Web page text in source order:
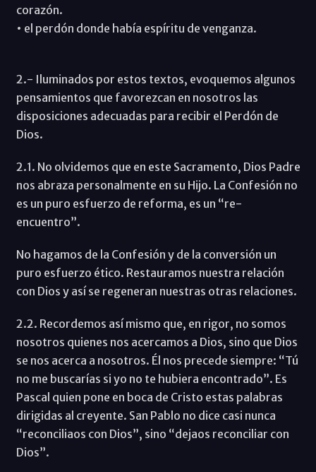
corazón.
• el perdón donde había espíritu de venganza.
2.- Iluminados por estos textos, evoquemos algunos
pensamientos que favorezcan en nosotros las
disposiciones adecuadas para recibir el Perdón de
Dios.
2.1. No olvidemos que en este Sacramento, Dios Padre
nos abraza personalmente en su Hijo. La Confesión no
es un puro esfuerzo de reforma, es un “re-
encuentro”.
No hagamos de la Confesión y de la conversión un
puro esfuerzo ético. Restauramos nuestra relación
con Dios y así se regeneran nuestras otras relaciones.
2.2. Recordemos así mismo que, en rigor, no somos
nosotros quienes nos acercamos a Dios, sino que Dios
se nos acerca a nosotros. Él nos precede siempre: “Tú
no me buscarías si yo no te hubiera encontrado”. Es
Pascal quien pone en boca de Cristo estas palabras
dirigidas al creyente. San Pablo no dice casi nunca
“reconciliaos con Dios”, sino “dejaos reconciliar con
Dios”.